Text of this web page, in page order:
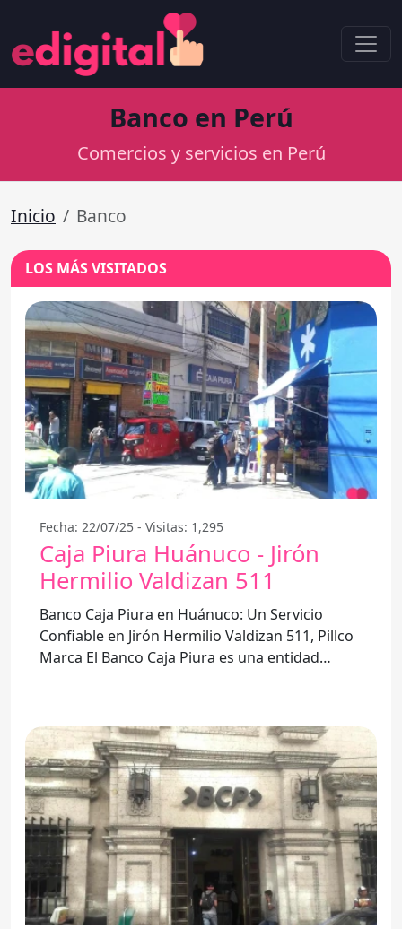
Banco en Perú
Comercios y servicios en Perú
Inicio Banco
LOS MÁS VISITADOS
Fecha: 22/07/25 - Visitas: 1,295
Caja Piura Huánuco - Jirón
Hermilio Valdizan 511
Banco Caja Piura en Huánuco: Un Servicio
Confiable en Jirón Hermilio Valdizan 511, Pillco
Marca El Banco Caja Piura es una entidad